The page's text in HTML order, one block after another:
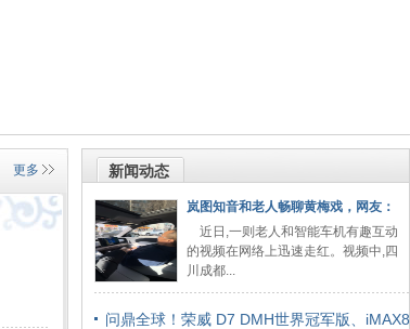
新闻动态
岚图知音和老人畅聊黄梅戏，网友：
近日,一则老人和智能车机有趣互动
的视频在网络上迅速走红。视频中,四
川成都...
问鼎全球！荣威 D7 DMH世界冠军版、iMAX8
更多